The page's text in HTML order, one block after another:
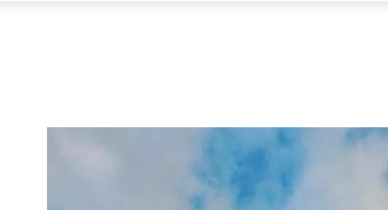
Thaïlande